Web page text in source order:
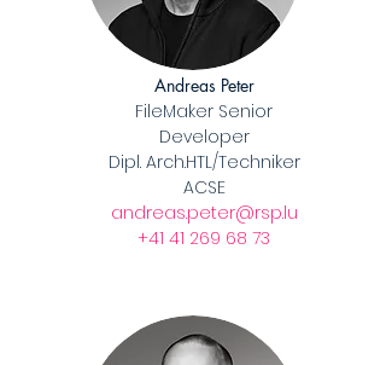
Andreas Peter
FileMaker Senior
Developer
Dipl. Arch.HTL/Techniker
ACSE
andreas.peter@rsp.lu
​+41 41 269 68 73